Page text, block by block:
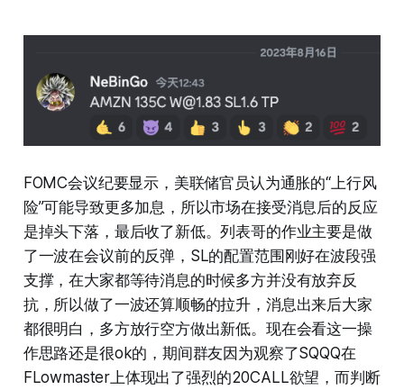
FOMC会议纪要显示，美联储官员认为通胀的“上行风
险”可能导致更多加息，所以市场在接受消息后的反应
是掉头下落，最后收了新低。列表哥的作业主要是做
了一波在会议前的反弹，SL的配置范围刚好在波段强
支撑，在大家都等待消息的时候多方并没有放弃反
抗，所以做了一波还算顺畅的拉升，消息出来后大家
都很明白，多方放行空方做出新低。现在会看这一操
作思路还是很ok的，期间群友因为观察了SQQQ在
FLowmaster上体现出了强烈的20CALL欲望，而判断